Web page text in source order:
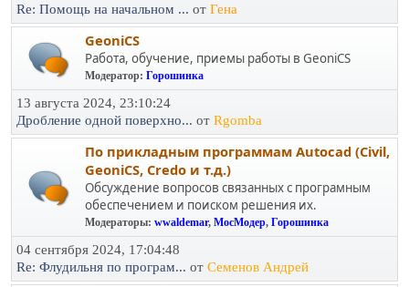
Re: Помощь на начальном ... от Гена
GeoniCS
Работа, обучение, приемы работы в GeoniCS
Модератор: Горошинка
13 августа 2024, 23:10:24
Дробление одной поверхно... от Rgomba
По прикладным программам Autocad (Civil,
GeoniCS, Credo и т.д.)
Обсуждение вопросов связанных с програмным
обеспечением и поиском решения их.
Модераторы: wwaldemar, МосМодер, Горошинка
04 сентября 2024, 17:04:48
Re: Флудильня по програм... от Семенов Андрей